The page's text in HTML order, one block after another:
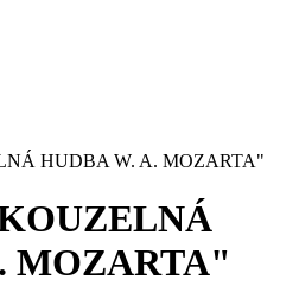
HUDBA W. A. MOZARTA"
MOZARTA"